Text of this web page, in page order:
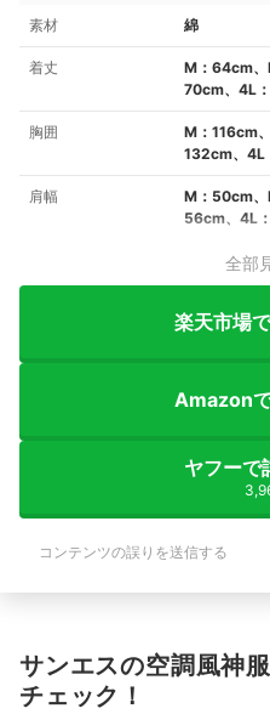
素材 綿
着丈
M：64cm
70cm、4L
胸囲
M：116cm
132cm、4L
肩幅
M：50cm
56cm、4L
全部
楽天市場
Amazon
ヤフーで
コンテンツの誤りを送信する
サンエスの空調風神
チェック！